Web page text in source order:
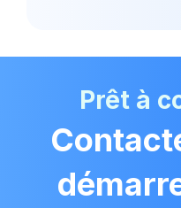
Prêt à